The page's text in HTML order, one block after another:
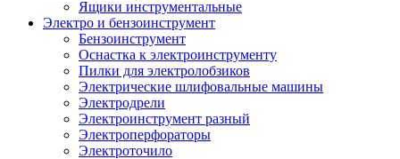
Ящики инструментальные
Электро и бензоинструмент
Бензоинструмент
Оснастка к электроинструменту
Пилки для электролобзиков
Электрические шлифовальные машины
Электродрели
Электроинструмент разный
Электроперфораторы
Электроточило